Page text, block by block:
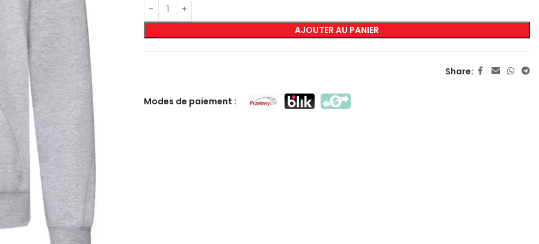
Sérigraphie Transfert
Sublimation
Flex / Flock
AJOUTER AU PANIER
Share:
Modes de paiement :